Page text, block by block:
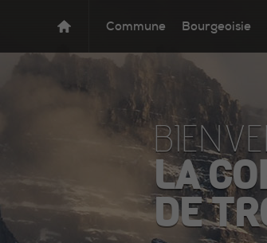
Commune Bourgeoisie
LA
DE